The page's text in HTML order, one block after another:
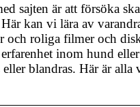
sajten är att försöka
kan vi lära av
och roliga filmer och
inom hund
blandras. Här är alla